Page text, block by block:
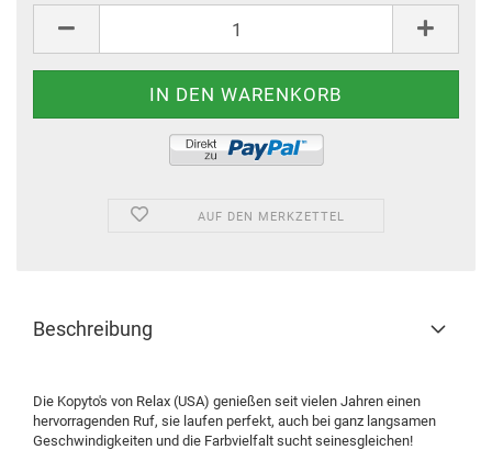
AUF DEN MERKZETTEL
Beschreibung
Die Kopyto's von Relax (USA) genießen seit vielen Jahren einen
hervorragenden Ruf, sie laufen perfekt, auch bei ganz langsamen
Geschwindigkeiten und die Farbvielfalt sucht seinesgleichen!